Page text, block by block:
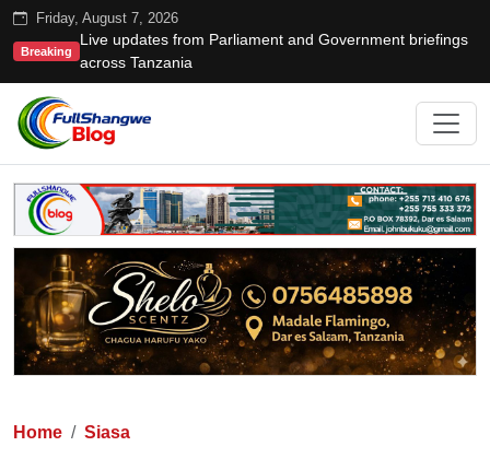
Friday, August 7, 2026
Breaking
Live updates from Parliament and Government briefings
across Tanzania
Home Siasa